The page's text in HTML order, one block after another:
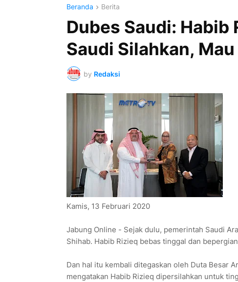
Beranda Berita
Dubes Saudi: Habib
Saudi Silahkan,
by Redaksi
Kamis, 13 Februari 2020
Jabung Online - Sejak dulu, pemerintah Saudi
Shihab. Habib Rizieq bebas tinggal dan
Dan hal itu kembali ditegaskan oleh Duta Besar
mengatakan Habib Rizieq dipersilahkan untuk